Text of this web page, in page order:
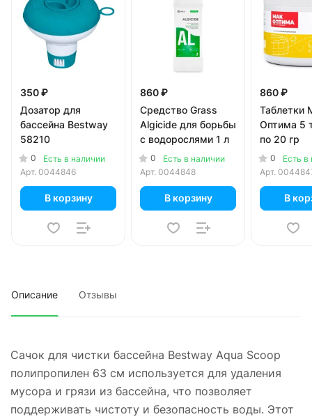
350 ₽
Дозатор для
бассейна Bestway
58210
0
Есть в наличии
Арт. 0044846
В корзину
860 ₽
Средство Grass
Algicide для борьбы
с водорослями 1 л
0
Есть в наличии
Арт. 0044848
В корзину
860 ₽
Таблетки
Оптима 5
по 20 гр
0
Есть в
Арт.
В
Описание Отзывы
Сачок для чистки бассейна Bestway Aqua Scoop
полипропилен 63 см используется для удаления
мусора и грязи из бассейна, что позволяет
поддерживать чистоту и безопасность воды. Этот